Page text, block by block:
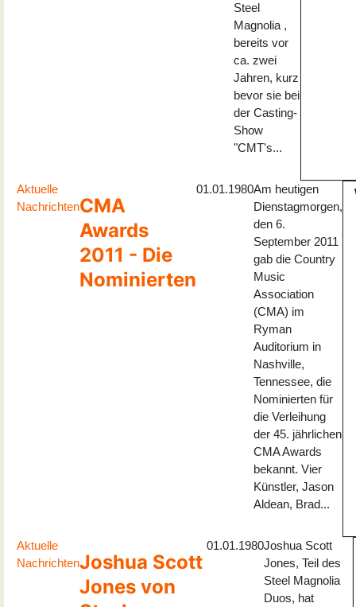
Steel
Magnolia ,
bereits vor
ca. zwei
Jahren, kurz
bevor sie bei
der Casting-
Show
"CMT's...
Aktuelle
NachrichtenCMA
Awards
2011 - Die
Nominierten
01.01.1980Am heutigen
Dienstagmorgen,
den 6.
September 2011
gab die Country
Music
Association
(CMA) im
Ryman
Auditorium in
Nashville,
Tennessee, die
Nominierten für
die Verleihung
der 45. jährlichen
CMA Awards
bekannt. Vier
Künstler, Jason
Aldean, Brad...
Aktuelle
NachrichtenJoshua Scott
Jones von
01.01.1980Joshua Scott
Jones, Teil des
Steel Magnolia
Duos, hat